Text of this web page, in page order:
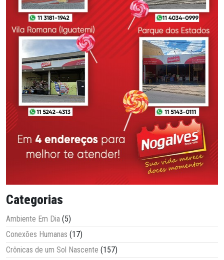
Categorias
Ambiente Em Dia (5)
Conexões Humanas (17)
Crônicas de um Sol Nascente (157)